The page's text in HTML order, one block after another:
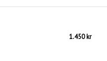
1.450 kr